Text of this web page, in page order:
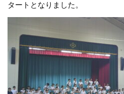
タートとなりました。